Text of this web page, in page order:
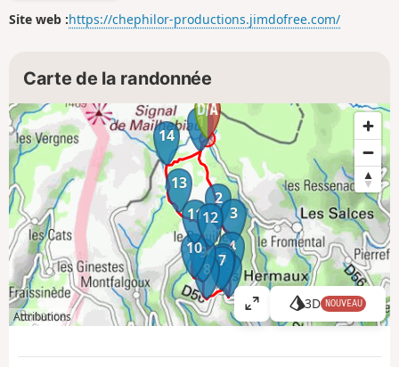
Site web :https://chephilor-productions.jimdofree.com/
Carte de la randonnée
1
2
3
4
5
6
7
8
9
10
1112
13
14
Attributions
A
ff
3D NOUVEAU